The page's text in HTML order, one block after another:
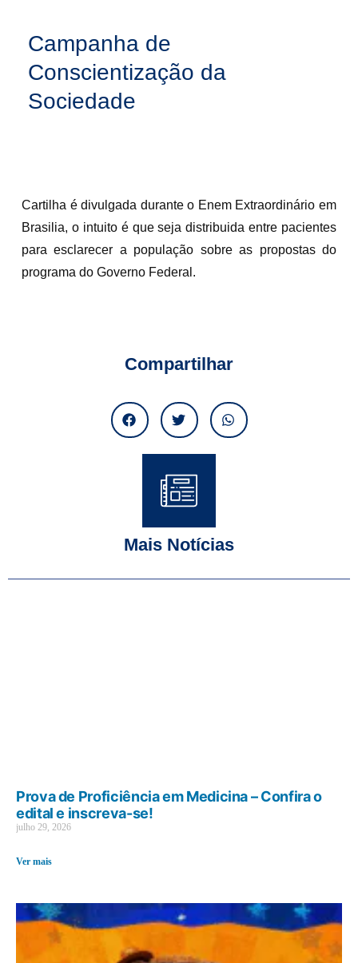
Campanha de
Conscientização da
Sociedade
Cartilha é divulgada durante o Enem Extraordinário em
Brasilia, o intuito é que seja distribuida entre pacientes
para esclarecer a população sobre as propostas do
programa do Governo Federal.
Compartilhar
Mais Notícias
Prova de Proficiência em Medicina – Confira o
edital e inscreva-se!
julho 29, 2026
Ver mais